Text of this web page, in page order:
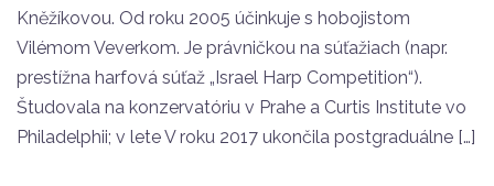
Kněžíkovou. Od roku 2005 účinkuje s hobojistom
Vilémom Veverkom. Je právničkou na súťažiach (napr.
prestížna harfová súťaž „Israel Harp Competition“).
Študovala na konzervatóriu v Prahe a Curtis Institute vo
Philadelphii; v lete V roku 2017 ukončila postgraduálne […]